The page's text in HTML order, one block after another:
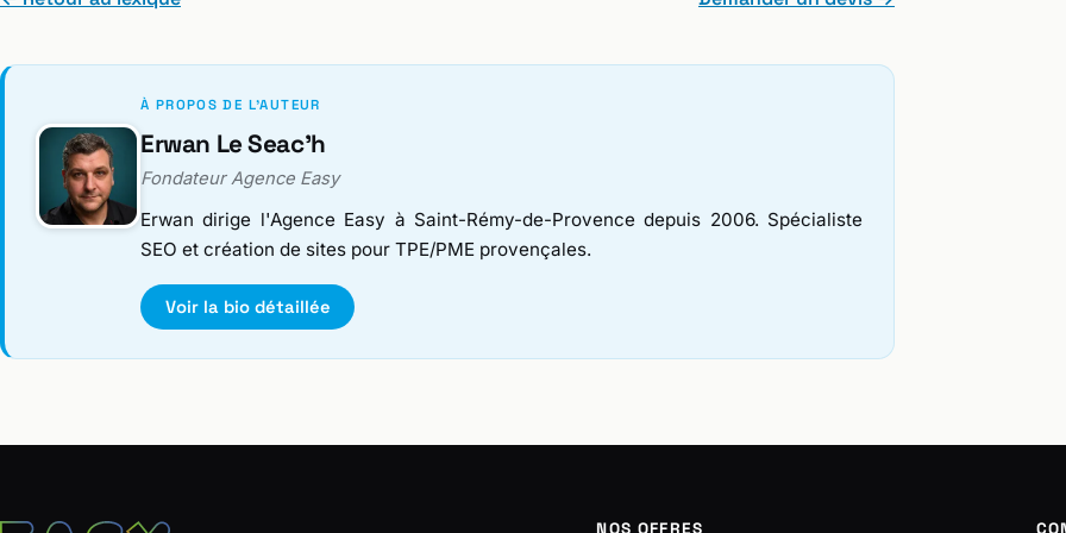
À PROPOS DE L'AUTEUR
Erwan Le Seac'h
Fondateur Agence Easy
Erwan dirige l'Agence Easy à Saint-Rémy-de-Provence depuis 2006. Spécialiste
SEO et création de sites pour TPE/PME provençales.
Voir la bio détaillée
NOS OFFRES